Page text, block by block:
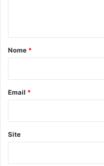
r
*
Nome *
Email *
Site